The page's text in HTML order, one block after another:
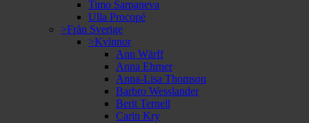
Timo Sarpaneva
Ulla Procopé
>Från Sverige
>Kvinnor
Ann Wärff
Anna Ehrner
Anna-Lisa Thomson
Barbro Wesslander
Berit Ternell
Carin Kry